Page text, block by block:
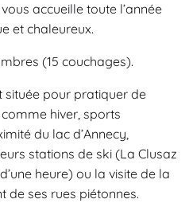
accueille toute l’année
et chaleureux.
(15 couchages).
située pour pratiquer de
hiver, sports
du lac d’Annecy,
stations de ski (La Clusaz
heure) ou la visite de la
de ses rues piétonnes.